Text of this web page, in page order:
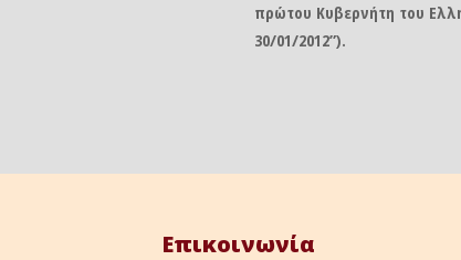
πρώτου Κυβερνήτη του
30/01/2012”).
Επικοινωνία